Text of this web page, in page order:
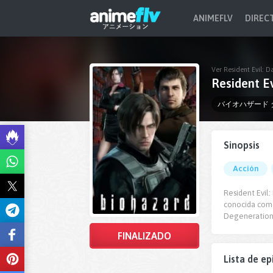
ANIMEFLV
Ver Resident Evil:
Resident
バイオハザード
FINALIZADO
Sinopsis
Acción
Resident
conocida
Lista de